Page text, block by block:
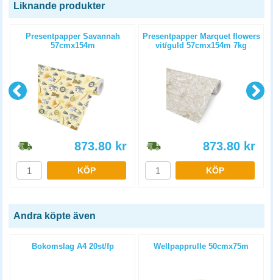
Liknande produkter
Presentpapper Savannah
57cmx154m
873.80 kr
KÖP
Presentpapper Marquet flowers
vit/guld 57cmx154m 7kg
873.80 kr
KÖP
Andra köpte även
Bokomslag A4 20st/fp Wellpapprulle 50cmx75m